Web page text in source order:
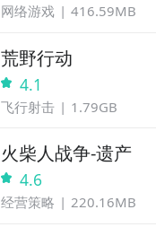
网络游戏 416.59MB
荒野行动
4.1
飞行射击 1.79GB
火柴人战争-遗产
4.6
经营策略 220.16MB